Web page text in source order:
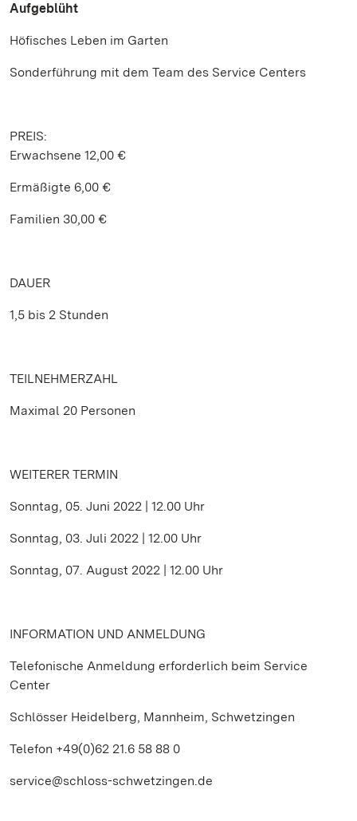
Aufgeblüht
Höfisches Leben im Garten
Sonderführung mit dem Team des Service Centers
PREIS:
Erwachsene 12,00 €
Ermäßigte 6,00 €
Familien 30,00 €
DAUER
1,5 bis 2 Stunden
TEILNEHMERZAHL
Maximal 20 Personen
WEITERER TERMIN
Sonntag, 05. Juni 2022 | 12.00 Uhr
Sonntag, 03. Juli 2022 | 12.00 Uhr
Sonntag, 07. August 2022 | 12.00 Uhr
INFORMATION UND ANMELDUNG
Telefonische Anmeldung erforderlich beim Service
Center
Schlösser Heidelberg, Mannheim, Schwetzingen
Telefon +49(0)62 21.6 58 88 0
service@schloss-schwetzingen.de